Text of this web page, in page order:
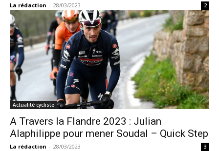
La rédaction - 28/03/2023 2
Actualité cycliste
A Travers la Flandre 2023 : Julian
Alaphilippe pour mener Soudal – Quick Step
La rédaction - 28/03/2023 3